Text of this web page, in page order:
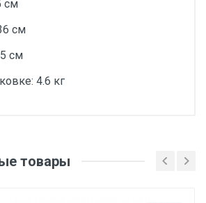
см
см
см
4.6 кг
товары